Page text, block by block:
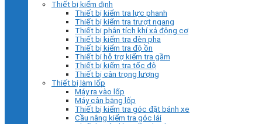
Thiết bị kiểm định
Thiết bị kiểm tra lực phanh
Thiết bị kiểm tra trượt ngang
Thiết bị phân tích khí xả động cơ
Thiết bị kiểm tra đèn pha
Thiết bị kiểm tra độ ồn
Thiết bị hỗ trợ kiểm tra gầm
Thiết bị kiểm tra tốc độ
Thiết bị cân trọng lượng
Thiết bị làm lốp
Máy ra vào lốp
Máy cân bằng lốp
Thiết bị kiểm tra góc đặt bánh xe
Cầu nâng kiểm tra góc lái